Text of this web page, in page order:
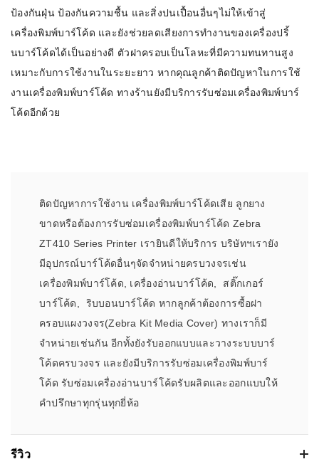
ป้องกันฝุ่น ป้องกันความชื้น และสิ่งปนเปื้อนอื่นๆไม่ให้เข้าสู่
เครื่องพิมพ์บาร์โค้ด และยังช่วยลดเสียงการทำงานของเครื่องปริ้
นบาร์โค้ดได้เป็นอย่างดี ตัวฝาครอบเป็นโลหะที่มีความทนทานสูง
เหมาะกับการใช้งานในระยะยาว หากคุณลูกค้าติดปัญหาในการใช้
งานเครื่องพิมพ์บาร์โค้ด ทางร้านยังมีบริการรับซ่อมเครื่องพิมพ์บาร์
โค้ดอีกด้วย
ติดปัญหาการใช้งาน เครื่องพิมพ์บาร์โค้ดเสีย ลูกยาง
ขาดหรือต้องการรับซ่อมเครื่องพิมพ์บาร์โค้ด Zebra
ZT410 Series Printer เรายินดีให้บริการ บริษัทฯเรายัง
มีอุปกรณ์บาร์โค้ดอื่นๆจัดจำหน่ายครบวงจรเช่น
เครื่องพิมพ์บาร์โค้ด, เครื่องอ่านบาร์โค้ด, สติ๊กเกอร์
บาร์โค้ด, ริบบอนบาร์โค้ด หากลูกค้าต้องการซื้อฝา
ครอบแผงวงจร(Zebra Kit Media Cover) ทางเราก็มี
จำหน่ายเช่นกัน อีกทั้งยังรับออกแบบและวางระบบบาร์
โค้ดครบวงจร และยังมีบริการรับซ่อมเครื่องพิมพ์บาร์
โค้ด รับซ่อมเครื่องอ่านบาร์โค้ดรับผลิตและออกแบบให้
คำปรึกษาทุกรุ่นทุกยี่ห้อ
รีวิว